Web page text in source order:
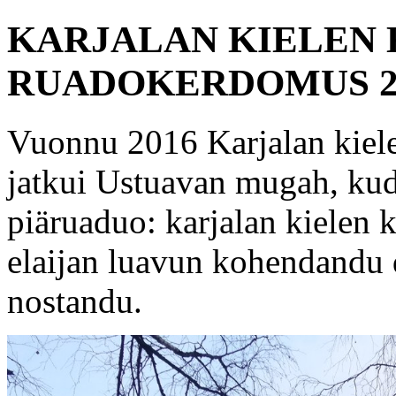
KARJALAN KIELEN
RUADOKERDOMUS
Vuonnu 2016 Karjalan
jatkui Ustuavan mugah,
piäruaduo: karjalan kielen
elaijan luavun
nostandu.